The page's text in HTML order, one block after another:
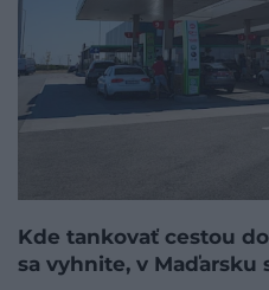
Kde tankovať cestou
sa vyhnite, v